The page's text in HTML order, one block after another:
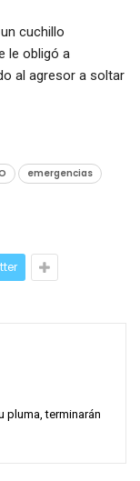
cuchillo
le obligó a
al agresor a soltar
emergencias
pluma, terminarán